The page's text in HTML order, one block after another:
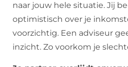
naar jouw hele situatie. Jij
optimistisch over je
voorzichtig. Een adviseur
inzicht. Zo voorkom je